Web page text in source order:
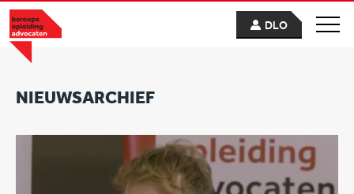
DLO
NIEUWSARCHIEF